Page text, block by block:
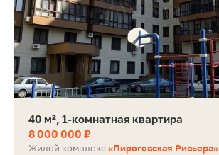
40 м², 1-комнатная квартира
8 000 000 ₽
Жилой комплекс«Пироговская Ривьера»